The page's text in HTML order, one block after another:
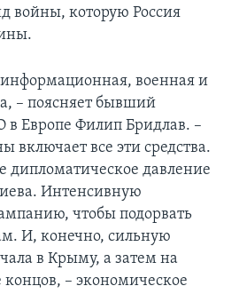
войны, которую Россия
военная и
– поясняет бывший
Европе Филип Бридлав. –
включает все эти средства.
давление
Интенсивную
чтобы подорвать
И, конечно, сильную
в Крыму, а затем на
– экономическое